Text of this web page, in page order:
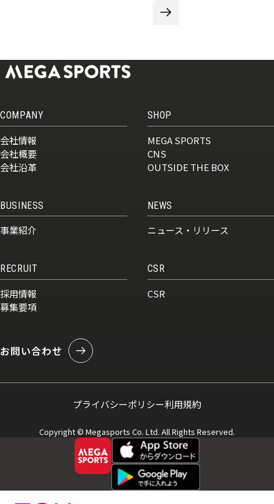
COMPANY
会社情報
会社概要
会社沿革
BUSINESS
事業紹介
SHOP
MEGA SPORTS
CNS
OUTSIDE THE BOX
NEWS
ニュース・リリース
RECRUIT
採用情報
募集要項
CSR
CSR
お問い合わせ
プライバシーポリシー利用規約
Copyright © Megasports Co. Ltd. All Rights Reserved.